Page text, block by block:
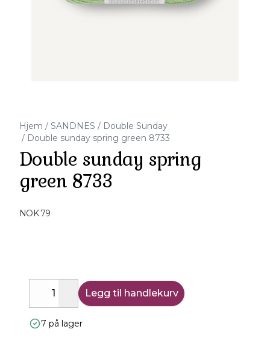
Hjem / SANDNES / Double Sunday
/ Double sunday spring green 8733
Double sunday spring
green 8733
NOK 79
DecreaseIncrease
Legg til handlekurv
7 på lager